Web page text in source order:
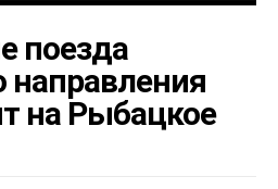
поезда
направления
на Рыбацкое